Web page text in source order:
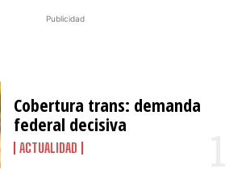
Publicidad
Cobertura trans: demanda
federal decisiva
ACTUALIDAD